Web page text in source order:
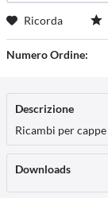
Ricorda
Numero Ordine:
Descrizione
Ricambi per
Downloads